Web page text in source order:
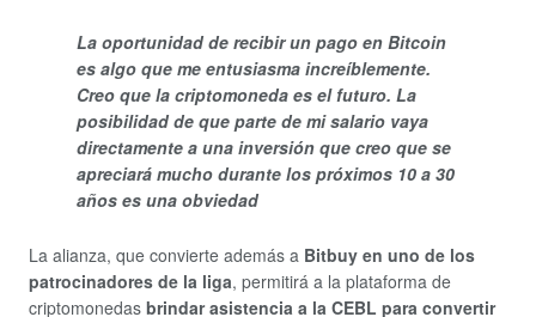
La oportunidad de recibir un pago en Bitcoin
es algo que me entusiasma increíblemente.
Creo que la criptomoneda es el futuro. La
posibilidad de que parte de mi salario vaya
directamente a una inversión que creo que se
apreciará mucho durante los próximos 10 a 30
años es una obviedad
La alianza, que convierte además a Bitbuy en uno de los
patrocinadores de la liga, permitirá a la plataforma de
criptomonedas brindar asistencia a la CEBL para convertir